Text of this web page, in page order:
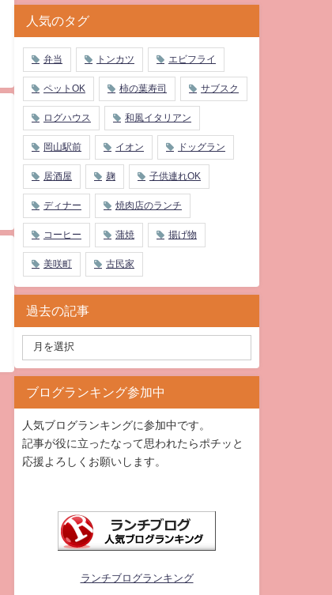
人気のタグ
弁当 トンカツ エビフライ
ペットOK 柿の葉寿司 サブスク
ログハウス 和風イタリアン
岡山駅前 イオン ドッグラン
居酒屋 麹 子供連れOK
ディナー 焼肉店のランチ
コーヒー 蒲焼 揚げ物
美咲町 古民家
過去の記事
ブログランキング参加中
人気ブログランキングに参加中です。
記事が役に立ったなって思われたらポチッと
応援よろしくお願いします。
ランチブログランキング